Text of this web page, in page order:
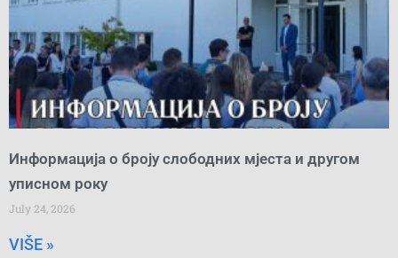
Информација о броју слободних мјеста и другом
уписном року
July 24, 2026
VIŠE »